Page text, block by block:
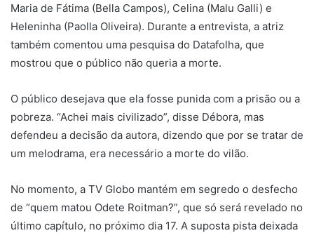
Maria de Fátima (Bella Campos), Celina (Malu Galli) e
Heleninha (Paolla Oliveira). Durante a entrevista, a atriz
também comentou uma pesquisa do Datafolha, que
mostrou que o público não queria a morte.
O público desejava que ela fosse punida com a prisão ou a
pobreza. “Achei mais civilizado”, disse Débora, mas
defendeu a decisão da autora, dizendo que por se tratar de
um melodrama, era necessário a morte do vilão.
No momento, a TV Globo mantém em segredo o desfecho
de “quem matou Odete Roitman?”, que só será revelado no
último capítulo, no próximo dia 17. A suposta pista deixada